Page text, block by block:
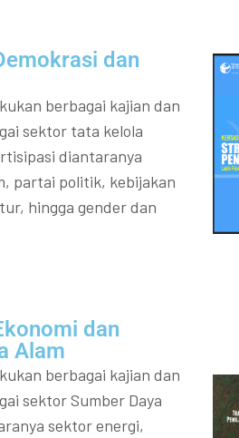
dan
berbagai kajian dan
sektor tata kelola
diantaranya
partai politik, kebijakan
hingga gender dan
dan
Alam
berbagai kajian dan
sektor Sumber Daya
sektor energi,